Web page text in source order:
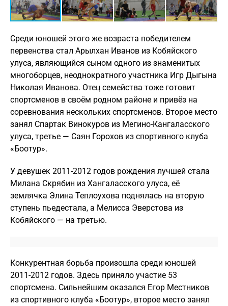
Среди юношей этого же возраста победителем
первенства стал Арылхан Иванов из Кобяйского
улуса, являющийся сыном одного из знаменитых
многоборцев, неоднократного участника Игр Дыгына
Николая Иванова. Отец семейства тоже готовит
спортсменов в своём родном районе и привёз на
соревнования нескольких спортсменов. Второе место
занял Спартак Винокуров из Мегино-Кангаласского
улуса, третье — Саян Горохов из спортивного клуба
«Боотур».
У девушек 2011-2012 годов рождения лучшей стала
Милана Скрябин из Хангаласского улуса, её
землячка Элина Теплоухова поднялась на вторую
ступень пьедестала, а Мелисса Эверстова из
Кобяйского — на третью.
Конкурентная борьба произошла среди юношей
2011-2012 годов. Здесь приняло участие 53
спортсмена. Сильнейшим оказался Егор Местников
из спортивного клуба «Боотур», второе место занял